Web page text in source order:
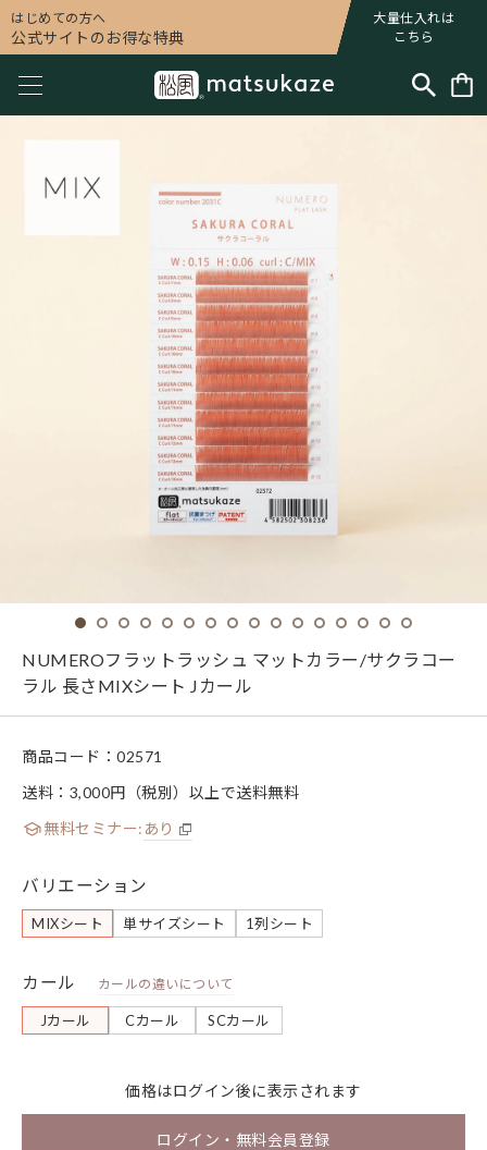
はじめての方へ
公式サイトのお得な特典
大量仕入れは
こちら
NUMEROフラットラッシュ マットカラー/サクラコー
ラル 長さMIXシート Jカール
商品コード： 02571
送料：3,000円（税別）以上で送料無料
無料セミナー: あり
バリエーション
MIXシート 単サイズシート 1列シート
カール カールの違いについて
Jカール Cカール SCカール
価格はログイン後に表示されます
ログイン・無料会員登録